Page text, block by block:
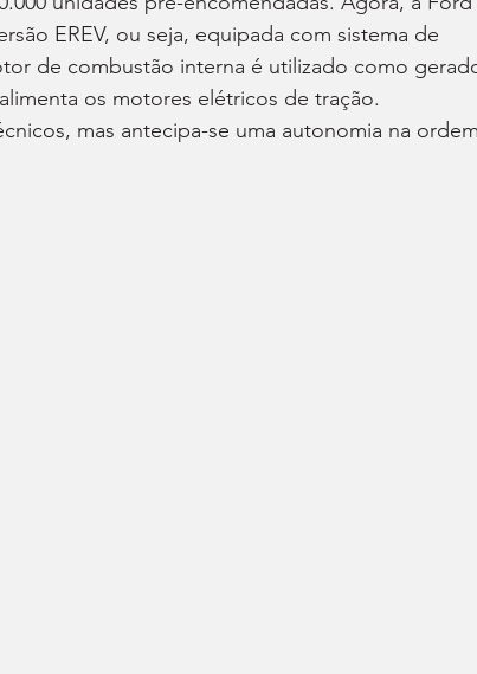
EREV, ou seja, equipada com sistema de
de combustão interna é utilizado como
os motores elétricos de tração.
mas antecipa-se uma autonomia na